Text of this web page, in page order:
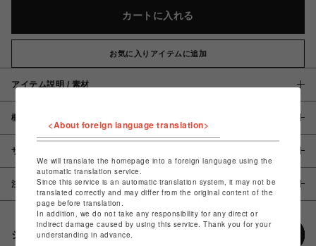
カートに入れる
お気に入りアイテムに追加
アイテム説明 / 素材
概要
サイズ
注意事項
シェアする
<About foreign language translation>
We will translate the homepage into a foreign language using the
automatic translation service.
Since this service is an automatic translation system, it may not be
translated correctly and may differ from the original content of the
page before translation.
In addition, we do not take any responsibility for any direct or
indirect damage caused by using this service. Thank you for your
understanding in advance.